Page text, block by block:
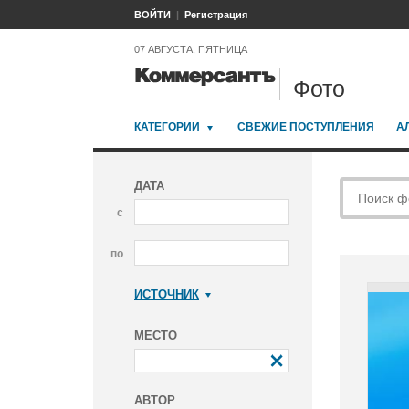
ВОЙТИ Регистрация
07 АВГУСТА, ПЯТНИЦА
Фото
КАТЕГОРИИ СВЕЖИЕ ПОСТУПЛЕНИЯ
ДАТА
с
по
ИСТОЧНИК
МЕСТО
АВТОР